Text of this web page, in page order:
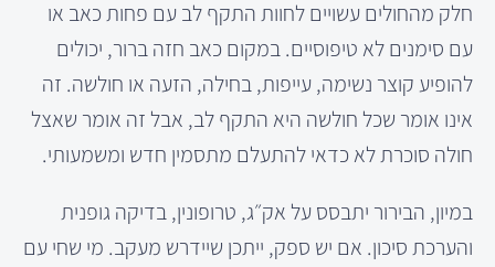
חלק מהחולים עשויים לחוות התקף לב עם פחות כאב או
עם סימנים לא טיפוסיים. במקום כאב חזה ברור, יכולים
להופיע קוצר נשימה, עייפות, בחילה, הזעה או חולשה. זה
אינו אומר שכל חולשה היא התקף לב, אבל זה אומר שאצל
חולה סוכרת לא כדאי להתעלם מתסמין חדש ומשמעותי.
במיון, הבירור יתבסס על אק״ג, טרופונין, בדיקה גופנית
והערכת סיכון. אם יש ספק, ייתכן שיידרש מעקב. מי שחי עם